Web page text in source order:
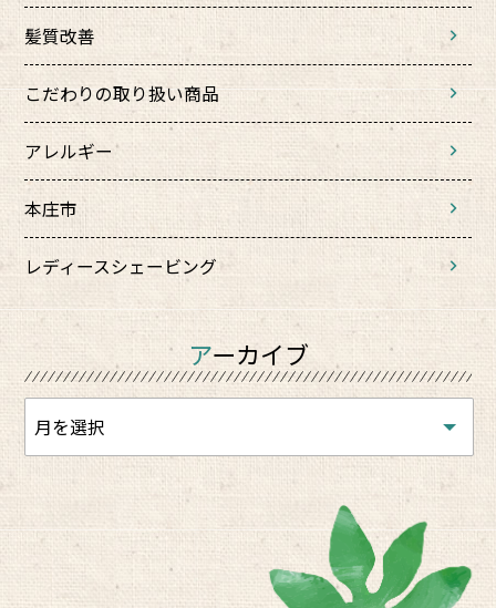
髪質改善
こだわりの取り扱い商品
アレルギー
本庄市
レディースシェービング
アーカイブ